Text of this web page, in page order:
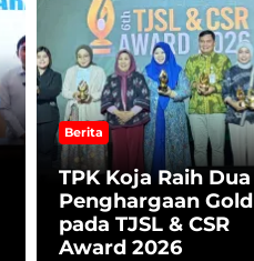
Berita
TPK Koja Raih Dua
Penghargaan Gold
pada TJSL & CSR
Award 2026